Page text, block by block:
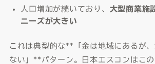
人口増加が続いており、 大型商業施
ニーズが大きい
これは典型的な**「金は地域にあるが
ない」**パターン。日本エスコンはこ